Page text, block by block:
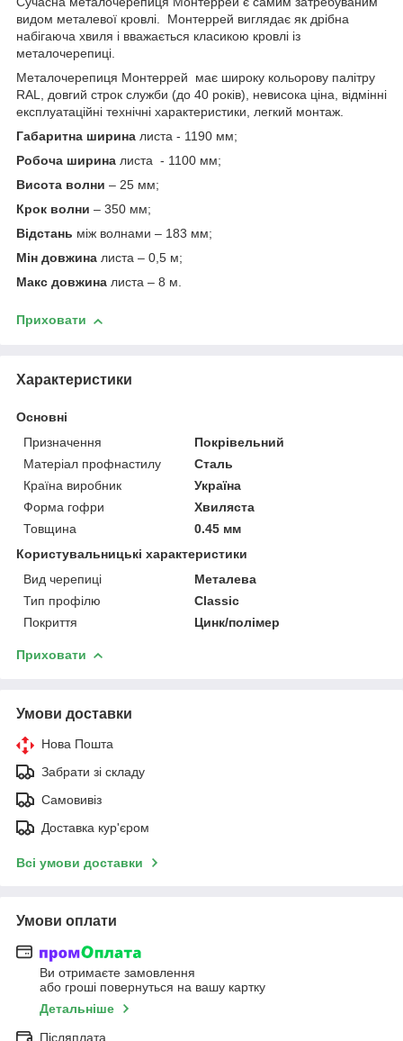
видом металевої кровлі. Монтеррей виглядає як дрібна
набігаюча хвиля і вважається класикою кровлі із
металочерепиці.
Металочерепиця Монтеррей має широку кольорову палітру
RAL, довгий строк служби (до 40 років), невисока ціна, відмінні
експлуатаційні технічні характеристики, легкий монтаж.
Габаритна ширина листа - 1190 мм;
Робоча ширина листа - 1100 мм;
Висота волни – 25 мм;
Крок волни – 350 мм;
Відстань між волнами – 183 мм;
Мін довжина листа – 0,5 м;
Макс довжина листа – 8 м.
Приховати
Характеристики
Основні
Призначення
Покрівельний
Матеріал профнастилу
Сталь
Країна виробник
Україна
Форма гофри
Хвиляста
Товщина
0.45 мм
Користувальницькі характеристики
Вид черепиці
Металева
Тип профілю
Classic
Покриття
Цинк/полімер
Приховати
Умови доставки
Нова Пошта
Забрати зі складу
Самовивіз
Доставка кур'єром
Всі умови доставки
Умови оплати
Ви отримаєте замовлення
або гроші повернуться на вашу картку
Детальніше
Післяплата